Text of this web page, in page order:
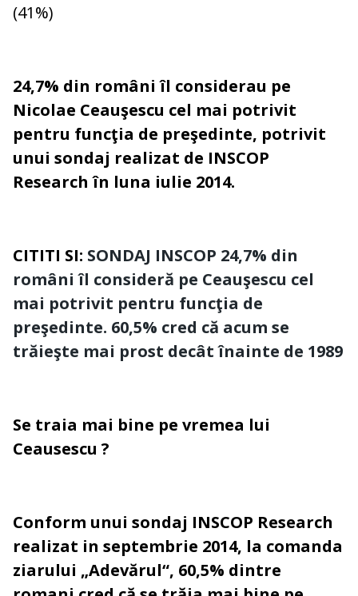
(41%)
24,7% din români îl considerau pe
Nicolae Ceauşescu cel mai potrivit
pentru funcţia de preşedinte, potrivit
unui sondaj realizat de INSCOP
Research în luna iulie 2014.
CITITI SI: SONDAJ INSCOP 24,7% din
români îl consideră pe Ceauşescu cel
mai potrivit pentru funcţia de
preşedinte. 60,5% cred că acum se
trăieşte mai prost decât înainte de 1989
Se traia mai bine pe vremea lui
Ceausescu ?
Conform unui sondaj INSCOP Research
realizat in septembrie 2014, la comanda
ziarului „Adevărul“, 60,5% dintre